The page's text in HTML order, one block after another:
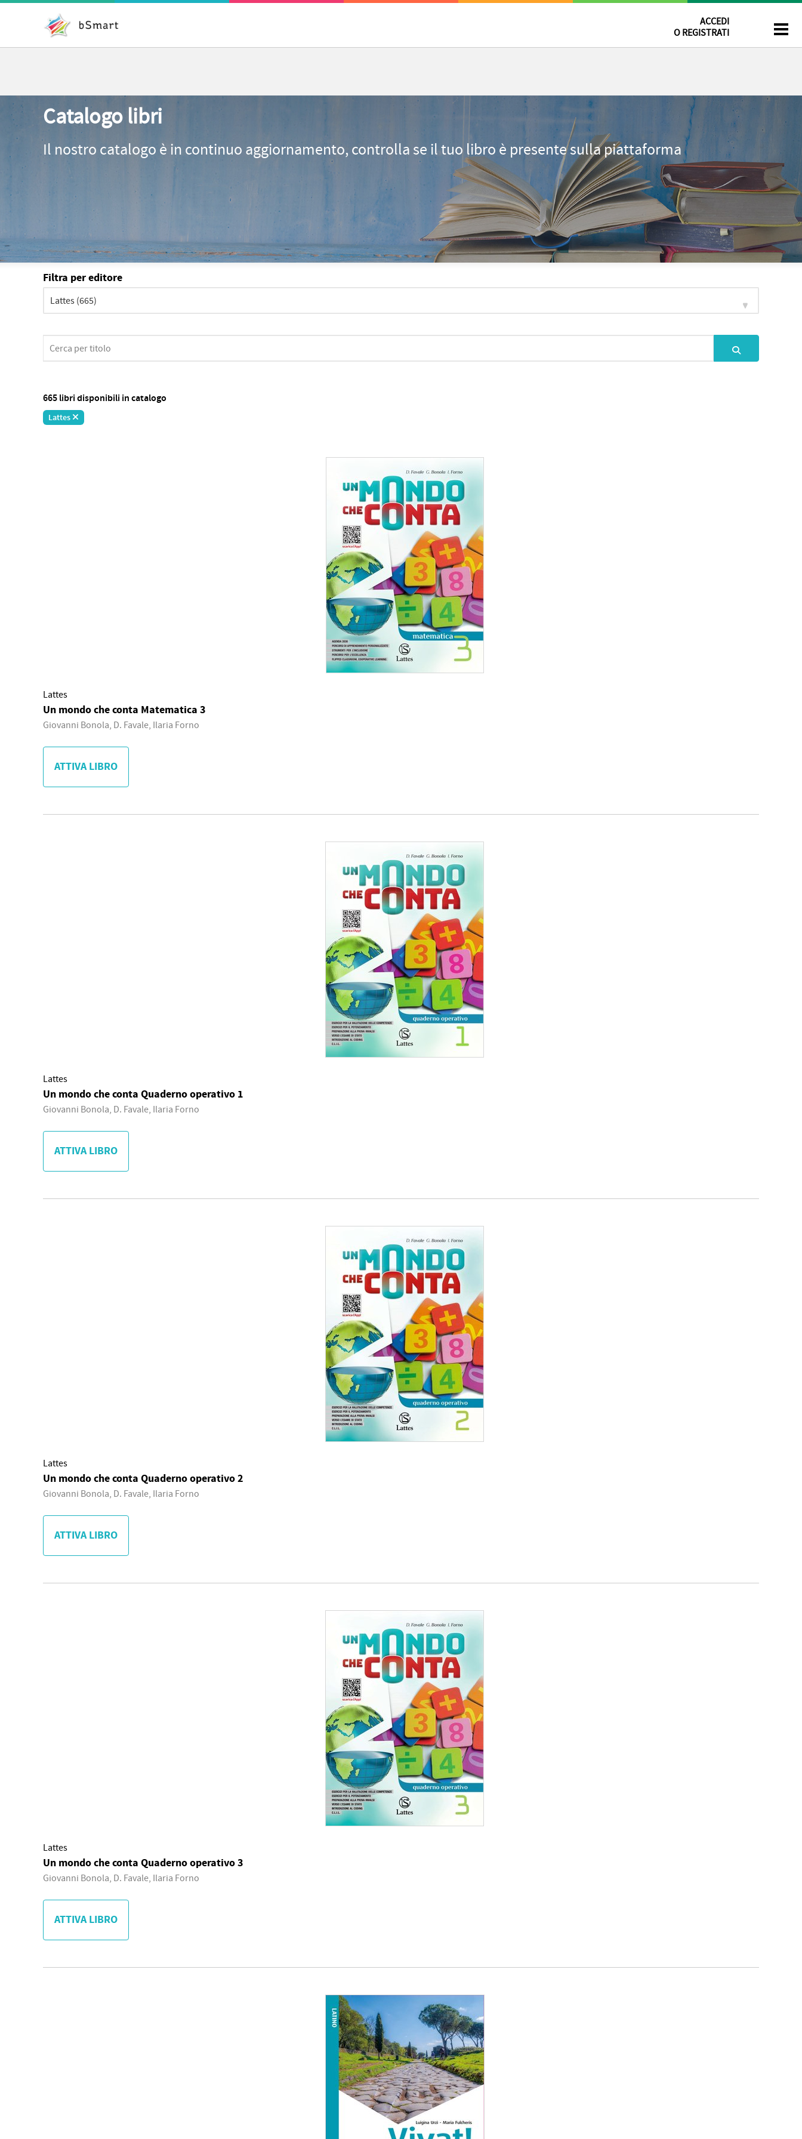
ACCEDI
O REGISTRATI
Catalogo libri
Il nostro catalogo è in continuo aggiornamento, controlla se il tuo libro è presente sulla piattaforma
Filtra per editore
665 libri disponibili in catalogo
Lattes
Lattes
Un mondo che conta Matematica 3
Giovanni Bonola, D. Favale, Ilaria Forno
ATTIVA LIBRO
Lattes
Un mondo che conta Quaderno operativo 1
Giovanni Bonola, D. Favale, Ilaria Forno
ATTIVA LIBRO
Lattes
Un mondo che conta Quaderno operativo 2
Giovanni Bonola, D. Favale, Ilaria Forno
ATTIVA LIBRO
Lattes
Un mondo che conta Quaderno operativo 3
Giovanni Bonola, D. Favale, Ilaria Forno
ATTIVA LIBRO